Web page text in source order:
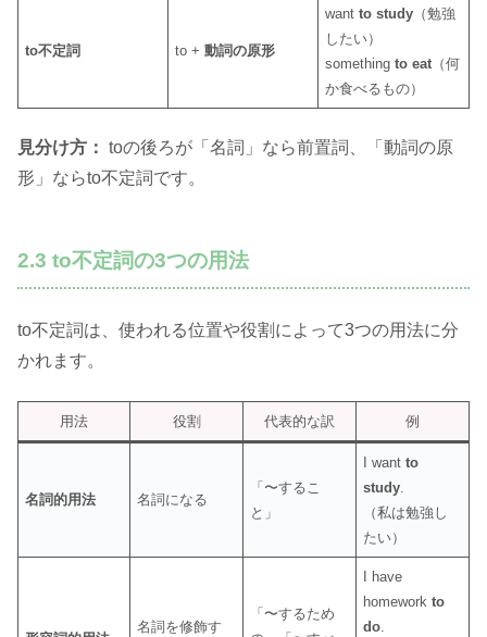
to不定詞 to +動詞の原形
wantto study （勉強
したい）
somethingto eat （何
か食べるもの）
見分け方： toの後ろが「名詞」なら前置詞、「動詞の原
形」ならto不定詞です。
2.3 to不定詞の3つの用法
to不定詞は、使われる位置や役割によって3つの用法に分
かれます。
用法 役割 代表的な訳 例
名詞的用法 名詞になる
「〜するこ
と」
I wantto
study
（私は勉強し
たい）
名詞を修飾す
「〜するため
I have
homeworkto
do